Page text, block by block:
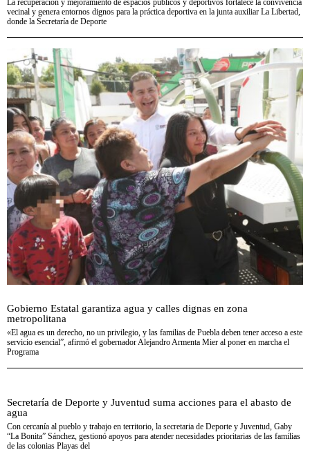
La recuperación y mejoramiento de espacios públicos y deportivos fortalece la convivencia
vecinal y genera entornos dignos para la práctica deportiva en la junta auxiliar La Libertad,
donde la Secretaría de Deporte
Gobierno Estatal garantiza agua y calles dignas en zona
metropolitana
«El agua es un derecho, no un privilegio, y las familias de Puebla deben tener acceso a este
servicio esencial”, afirmó el gobernador Alejandro Armenta Mier al poner en marcha el
Programa
Secretaría de Deporte y Juventud suma acciones para el abasto de
agua
Con cercanía al pueblo y trabajo en territorio, la secretaria de Deporte y Juventud, Gaby
“La Bonita” Sánchez, gestionó apoyos para atender necesidades prioritarias de las familias
de las colonias Playas del